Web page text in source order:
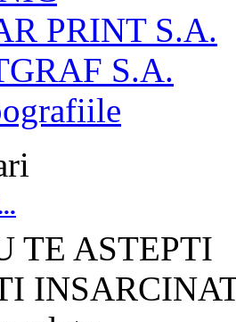
PRINT S.A.
S.A.